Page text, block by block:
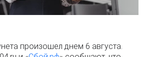
произошел днем 6 августа.